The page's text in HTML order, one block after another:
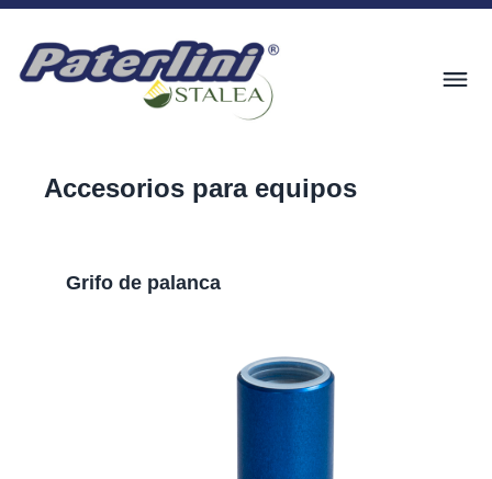
Accesorios para equipos
Grifo de palanca